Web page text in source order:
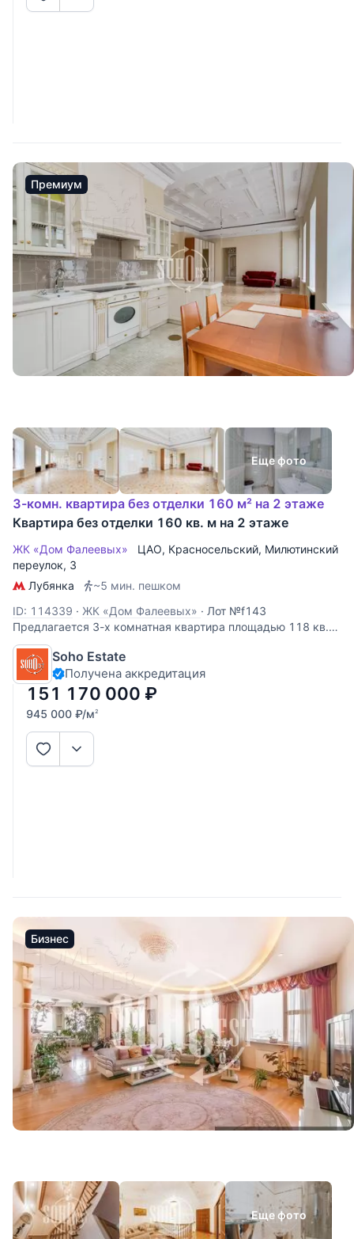
Премиум
Еще фото
3-комн. квартира без отделки 160 м² на 2 этаже
Квартира без отделки 160 кв. м на 2 этаже
ЖК «Дом Фалеевых» ЦАО, Красносельский, Милютинский
переулок, 3
Лубянка
~5 мин. пешком
ID: 114339 · ЖК «Дом Фалеевых» · Лот №f143
Предлагается 3-х комнатная квартира площадью 118 кв.м.
в историческом особняке после полной реконструкции.
Выполнена авторская отделка в классическом стиле с
использованием высококачественных материалов.
Гостиная-кухня, 2 спальни, 2 ванных
Soho Estate
Получена аккредитация
151 170 000 ₽
945 000 ₽/м2
Бизнес
Еще фото